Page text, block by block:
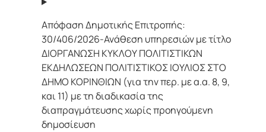
Απόφαση Δημοτικής Επιτροπής:
30/406/2026-Ανάθεση υπηρεσιών με τίτλο
ΔΙΟΡΓΑΝΩΣΗ ΚΥΚΛΟΥ ΠΟΛΙΤΙΣΤΙΚΩΝ
ΕΚΔΗΛΩΣΕΩΝ ΠΟΛΙΤΙΣΤΙΚΟΣ ΙΟΥΛΙΟΣ ΣΤΟ
ΔΗΜΟ ΚΟΡΙΝΘΙΩΝ (για την περ. με α.α. 8, 9,
και 11) με τη διαδικασία της
διαπραγμάτευσης χωρίς προηγούμενη
δημοσίευση